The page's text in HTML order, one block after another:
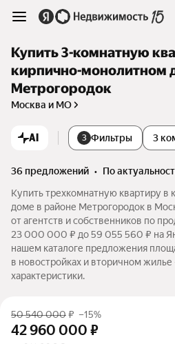
Купить 3-комнатную
кирпично-монолитном
Метрогородок
Москва и МО
AI 3 Фильтры 3
36 предложений •
по
Купить трехкомнатную квартиру
доме в районе Метрогородок в
от агентств и собственников по
23 000 000 ₽ до 59 055 560 ₽ на
нашем каталоге предложения
в новостройках и вторичном
характеристики.
50 540 000₽ –15%
42 960 000 ₽